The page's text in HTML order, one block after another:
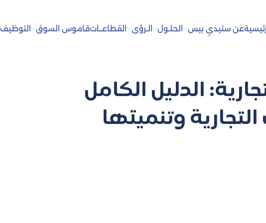
التوظيف قاموس السوقالقطاعــات الـرؤى الحلـول عن ستيدي بيس
الدليل الكامل
وتنميتها